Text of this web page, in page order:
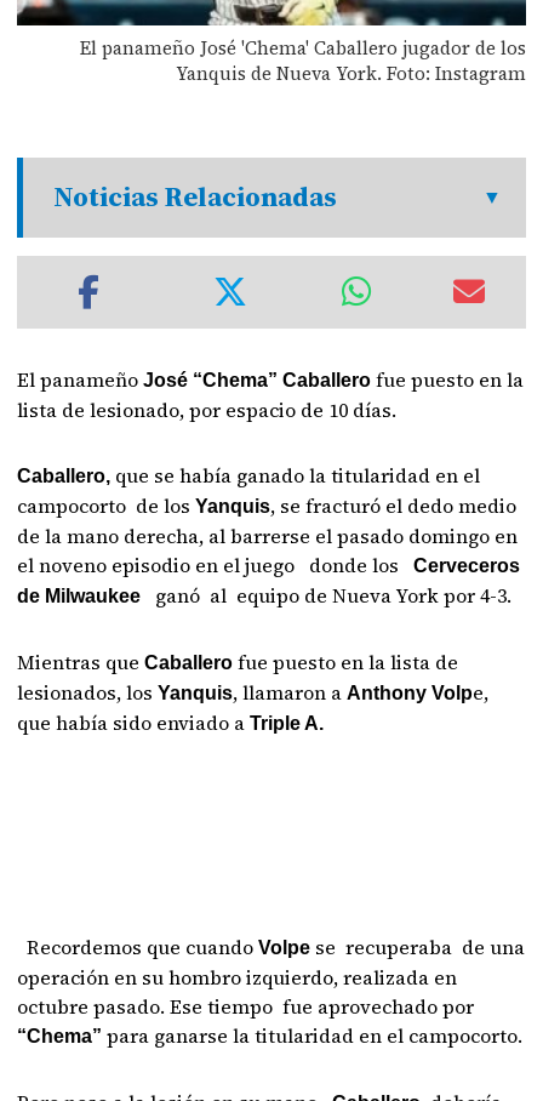
El panameño José 'Chema' Caballero jugador de los
Yanquis de Nueva York. Foto: Instagram
Noticias Relacionadas
El panameño José “Chema” Caballero fue puesto en la
lista de lesionado, por espacio de 10 días.
Caballero, que se había ganado la titularidad en el
campocorto de losYanquis, se fracturó el dedo medio
de la mano derecha, al barrerse el pasado domingo en
el noveno episodio en el juego donde losCerveceros
de Milwaukee
ganó al equipo de Nueva York por 4-3.
Mientras queCaballero fue puesto en la lista de
lesionados, losYanquis, llamaron aAnthony Volpe,
que había sido enviado a Triple A.
Recordemos que cuandoVolpe se recuperaba de una
operación en su hombro izquierdo, realizada en
octubre pasado. Ese tiempo fue aprovechado por
“Chema” para ganarse la titularidad en el campocorto.